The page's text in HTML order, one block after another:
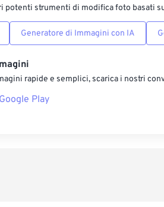
potenti strumenti di modifica foto basati
Generatore di Immagini con IA
rapide e semplici, scarica i nostri